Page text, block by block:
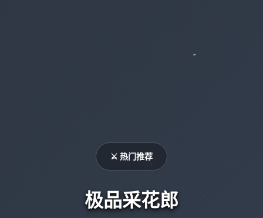
⚔️ 热门推荐
极品采花郎